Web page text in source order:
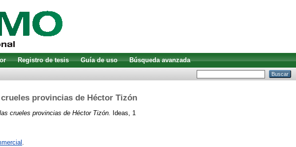
Registro de tesis Guía de uso
Búsqueda avanzada
provincias de Héctor Tizón
crueles provincias de Héctor Tizón. Ideas, 1
.